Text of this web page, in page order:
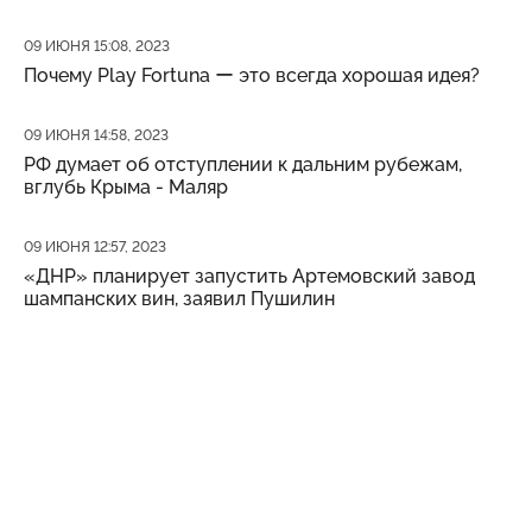
Дата публикации
09 ИЮНЯ 15:08, 2023
Почему Play Fortuna ー это всегда хорошая идея?
Дата публикации
09 ИЮНЯ 14:58, 2023
РФ думает об отступлении к дальним рубежам,
вглубь Крыма - Маляр
Дата публикации
09 ИЮНЯ 12:57, 2023
«ДНР» планирует запустить Артемовский завод
шампанских вин, заявил Пушилин